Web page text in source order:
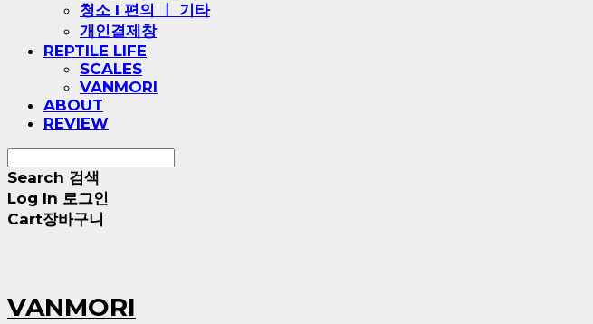
청소 l 편의 ㅣ 기타
개인결제창
REPTILE LIFE
SCALES
VANMORI
ABOUT
REVIEW
Search 검색
Log In 로그인
Cart장바구니
VANMORI